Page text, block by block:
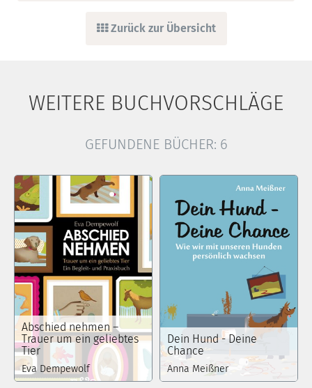
Zurück zur Übersicht
WEITERE BUCHVORSCHLÄGE
GEFUNDENE BÜCHER: 6
Abschied nehmen –
Trauer um ein geliebtes
Tier
Eva Dempewolf
Dein Hund - Deine
Chance
Anna Meißner